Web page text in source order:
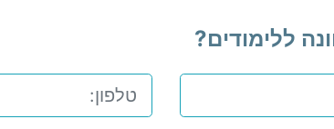
ללימודים?